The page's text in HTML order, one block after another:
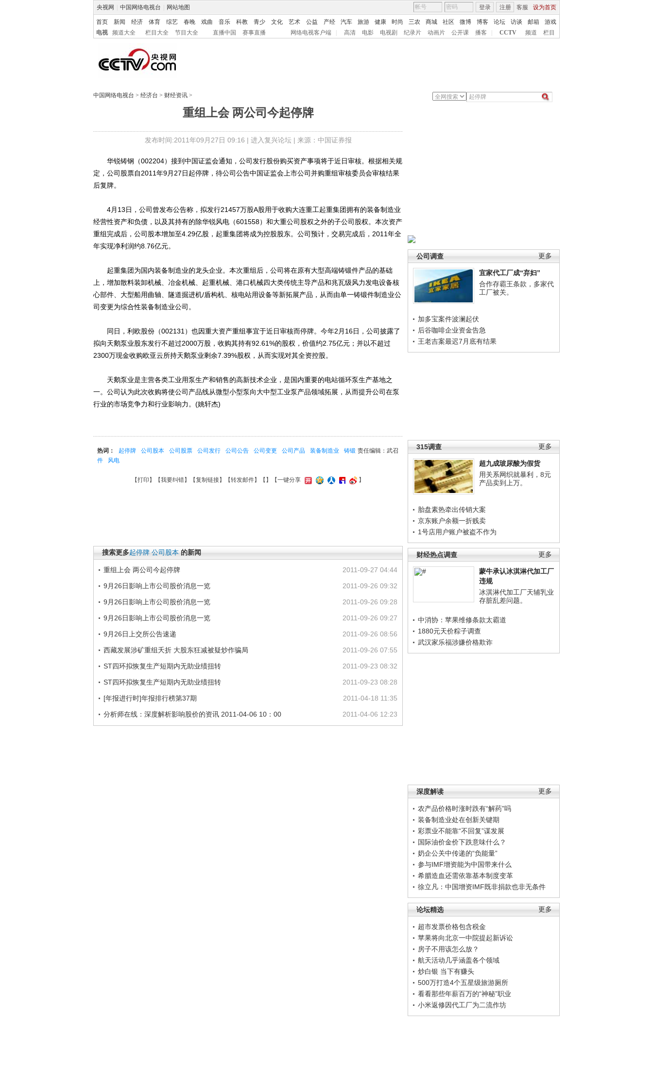
央视网 中国网络电视台 网站地图 客服 设为首页
登录 注册
首页 新闻 经济 体育 综艺 春晚 戏曲 音乐 科教 青少 文化 艺术 公益 产经 汽车 旅游 健康 时尚 三农 商城 社区 微博 博客 论坛 访谈 邮箱
游戏
电视
频道大全 栏目大全 节目大全 直播中国 赛事直播 网络电视客户端 高清 电影 电视剧 纪录片 动画片 公开课 播客 CCTV 频道 栏目
中国网络电视台 > 经济台 > 财经资讯 >
重组上会 两公司今起停牌
发布时间:2011年09月27日 09:16 | 进入复兴论坛| 来源：中国证券报
更多
公司调查
宜家代工厂成“弃妇”
合作存霸王条款，多家代
工厂被关。
加多宝案件波澜起伏
后谷咖啡企业资金告急
王老吉案最迟7月底有结果
更多
315调查
超九成玻尿酸为假货
用关系网织就暴利，8元
产品卖到上万。
胎盘素热牵出传销大案
京东账户余额一折贱卖
1号店用户账户被盗不作为
更多
财经热点调查
蒙牛承认冰淇淋代加工厂
违规
冰淇淋代加工厂天辅乳业
存脏乱差问题。
中消协：苹果维修条款太霸道
1880元天价粽子调查
武汉家乐福涉嫌价格欺诈
更多
深度解读
农产品价格时涨时跌有“解药”吗
装备制造业处在创新关键期
彩票业不能靠“不回复”谋发展
国际油价金价下跌意味什么？
奶企公关中传递的“负能量”
参与IMF增资能为中国带来什么
希腊造血还需依靠基本制度变革
徐立凡：中国增资IMF既非捐款也非无条件
更多
论坛精选
超市发票价格包含税金
苹果将向北京一中院提起新诉讼
房子不用该怎么放？
航天活动几乎涵盖各个领域
炒白银 当下有赚头
500万打造4个五星级旅游厕所
看看那些年薪百万的“神秘”职业
小米返修因代工厂为二流作坊
华锐铸钢（002204）接到中国证监会通知，公司发行股份购买资产事项将于近日审核。根据相关规
定，公司股票自2011年9月27日起停牌，待公司公告中国证监会上市公司并购重组审核委员会审核结果
后复牌。
4月13日，公司曾发布公告称，拟发行21457万股A股用于收购大连重工起重集团拥有的装备制造业
经营性资产和负债，以及其持有的除华锐风电（601558）和大重公司股权之外的子公司股权。本次资产
重组完成后，公司股本增加至4.29亿股，起重集团将成为控股股东。公司预计，交易完成后，2011年全
年实现净利润约8.76亿元。
起重集团为国内装备制造业的龙头企业。本次重组后，公司将在原有大型高端铸锻件产品的基础
上，增加散料装卸机械、冶金机械、起重机械、港口机械四大类传统主导产品和兆瓦级风力发电设备核
心部件、大型船用曲轴、隧道掘进机/盾构机、核电站用设备等新拓展产品，从而由单一铸锻件制造业公
司变更为综合性装备制造业公司。
同日，利欧股份（002131）也因重大资产重组事宜于近日审核而停牌。今年2月16日，公司披露了
拟向天鹅泵业股东发行不超过2000万股，收购其持有92.61%的股权，价值约2.75亿元；并以不超过
2300万现金收购欧亚云所持天鹅泵业剩余7.39%股权，从而实现对其全资控股。
天鹅泵业是主营各类工业用泵生产和销售的高新技术企业，是国内重要的电站循环泵生产基地之
一。公司认为此次收购将使公司产品线从微型小型泵向大中型工业泵产品领域拓展，从而提升公司在泵
行业的市场竞争力和行业影响力。(姚轩杰)
责任编辑：武召
热词： 起停牌 公司股本 公司股票 公司发行 公司公告 公司变更 公司产品 装备制造业
铸锻
件
风电
【打印 】【我要纠错】【复制链接】【转发邮件】【 】 【一键分享 】
搜索更多起停牌 公司股本 的新闻
2011-09-27 04:44
重组上会 两公司今起停牌
2011-09-26 09:32
9月26日影响上市公司股价消息一览
2011-09-26 09:28
9月26日影响上市公司股价消息一览
2011-09-26 09:27
9月26日影响上市公司股价消息一览
2011-09-26 08:56
9月26日上交所公告速递
2011-09-26 07:55
西藏发展涉矿重组夭折 大股东狂减被疑炒作骗局
2011-09-23 08:32
ST四环拟恢复生产短期内无助业绩扭转
2011-09-23 08:28
ST四环拟恢复生产短期内无助业绩扭转
2011-04-18 11:35
[年报进行时]年报排行榜第37期
2011-04-06 12:23
分析师在线：深度解析影响股价的资讯 2011-04-06 10：00